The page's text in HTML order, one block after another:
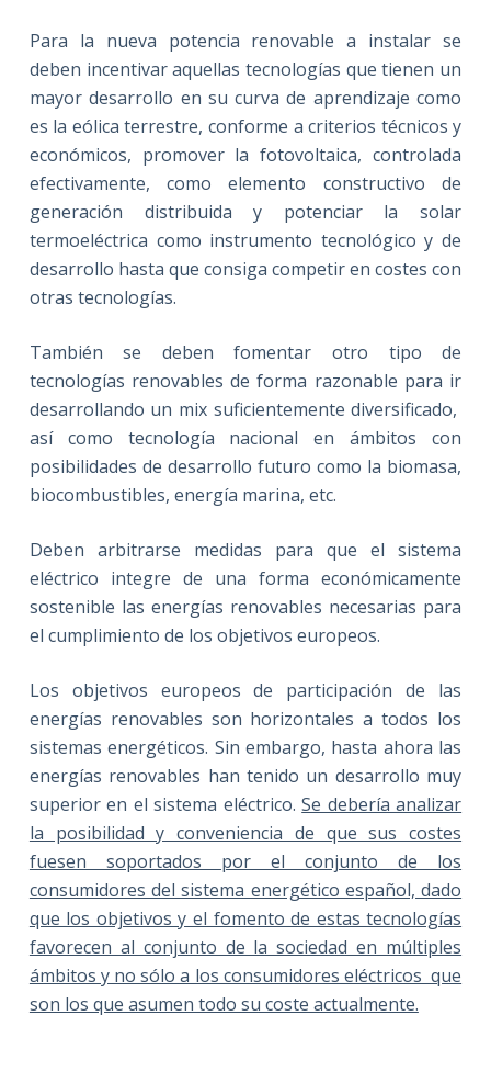
Para la nueva potencia renovable a instalar se
deben incentivar aquellas tecnologías que tienen un
mayor desarrollo en su curva de aprendizaje como
es la eólica terrestre, conforme a criterios técnicos y
económicos, promover la fotovoltaica, controlada
efectivamente, como elemento constructivo de
generación distribuida y potenciar la solar
termoeléctrica como instrumento tecnológico y de
desarrollo hasta que consiga competir en costes con
otras tecnologías.
También se deben fomentar otro tipo de
tecnologías renovables de forma razonable para ir
desarrollando un mix suficientemente diversificado,
así como tecnología nacional en ámbitos con
posibilidades de desarrollo futuro como la biomasa,
biocombustibles, energía marina, etc.
Deben arbitrarse medidas para que el sistema
eléctrico integre de una forma económicamente
sostenible las energías renovables necesarias para
el cumplimiento de los objetivos europeos.
Los objetivos europeos de participación de las
energías renovables son horizontales a todos los
sistemas energéticos. Sin embargo, hasta ahora las
energías renovables han tenido un desarrollo muy
superior en el sistema eléctrico.Se debería analizar
la posibilidad y conveniencia de que sus costes
fuesen soportados por el conjunto de los
consumidores del sistema energético español, dado
que los objetivos y el fomento de estas tecnologías
favorecen al conjunto de la sociedad en múltiples
ámbitos y no sólo a los consumidores eléctricos que
son los que asumen todo su coste actualmente.